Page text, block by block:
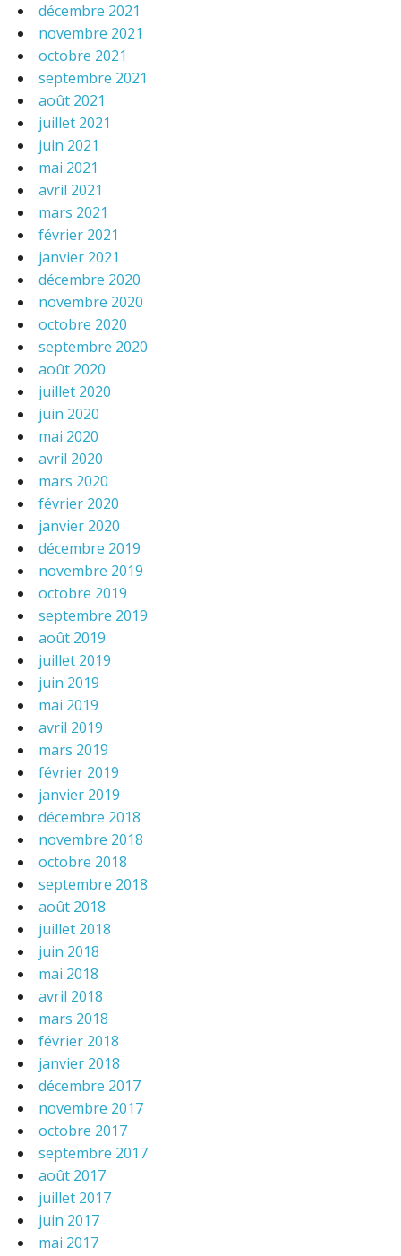
décembre 2021
novembre 2021
octobre 2021
septembre 2021
août 2021
juillet 2021
juin 2021
mai 2021
avril 2021
mars 2021
février 2021
janvier 2021
décembre 2020
novembre 2020
octobre 2020
septembre 2020
août 2020
juillet 2020
juin 2020
mai 2020
avril 2020
mars 2020
février 2020
janvier 2020
décembre 2019
novembre 2019
octobre 2019
septembre 2019
août 2019
juillet 2019
juin 2019
mai 2019
avril 2019
mars 2019
février 2019
janvier 2019
décembre 2018
novembre 2018
octobre 2018
septembre 2018
août 2018
juillet 2018
juin 2018
mai 2018
avril 2018
mars 2018
février 2018
janvier 2018
décembre 2017
novembre 2017
octobre 2017
septembre 2017
août 2017
juillet 2017
juin 2017
mai 2017